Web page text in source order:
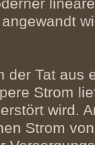
Tat aus
Strom
wird.
Strom